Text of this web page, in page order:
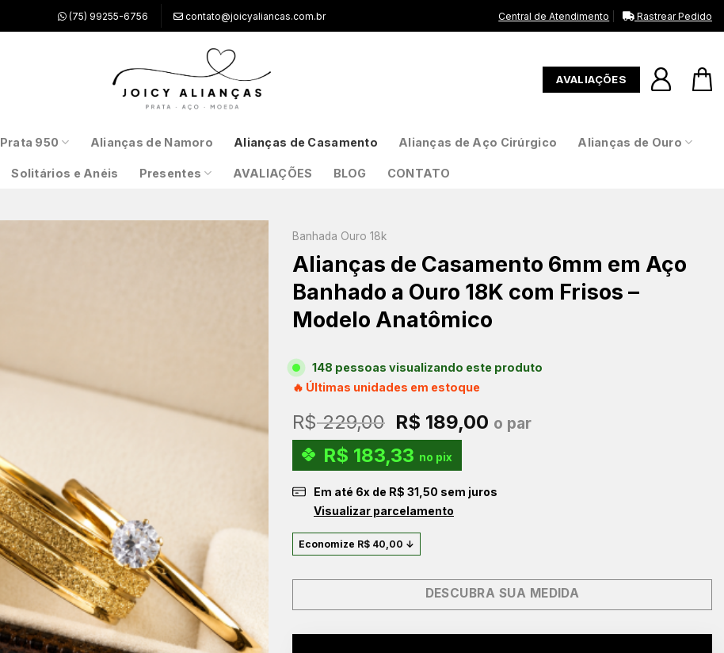
(75) 99255-6756 contato@joicyaliancas.com.br Central de Atendimento Rastrear Pedido
AVALIAÇÕES
Prata 950 Alianças de Namoro Alianças de Casamento Alianças de Aço Cirúrgico Alianças de Ouro
Solitários e Anéis Presentes AVALIAÇÕES BLOG CONTATO
Banhada Ouro 18k
Alianças de Casamento 6mm em Aço
Banhado a Ouro 18K com Frisos –
Modelo Anatômico
148 pessoas visualizando este produto
🔥 Últimas unidades em estoque
R$229,00 O
preço
original
era:
R$ 229,00.
R$ 189,00 O
R$ 189,00.
o par
R$ 183,33 no pix
Em até 6x de R$ 31,50 sem juros
Visualizar parcelamento
Economize R$ 40,00 ↓
DESCUBRA SUA MEDIDA